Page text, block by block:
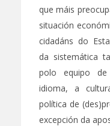
que máis
situación
cidadáns do
da sistemática
polo equipo
idioma, a
política de
excepción da